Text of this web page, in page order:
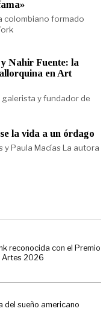
colombiano formado
Nahir Fuente: la
en Art
y fundador de
la vida a un órdago
y Paula Macías La autora
reconocida con el Premio
Artes 2026
del sueño americano